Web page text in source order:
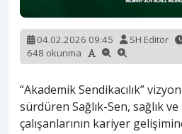
04.02.2026 09:45 SH Editör
648 okunma
“Akademik Sendikacılık”
sürdüren Sağlık-Sen, sağlık
çalışanlarının kariyer